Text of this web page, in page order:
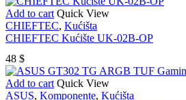
Add to cart Quick View
CHIEFTEC, Kućišta
CHIEFTEC Kućište UK-02B-OP
48 $
Add to cart Quick View
ASUS, Komponente, Kućišta